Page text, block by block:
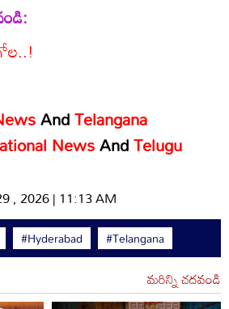
AndTelangana
NewsAndTelugu
, 2026 | 11:13 AM
#Hyderabad #Telangana
మరిన్ని చదవండి